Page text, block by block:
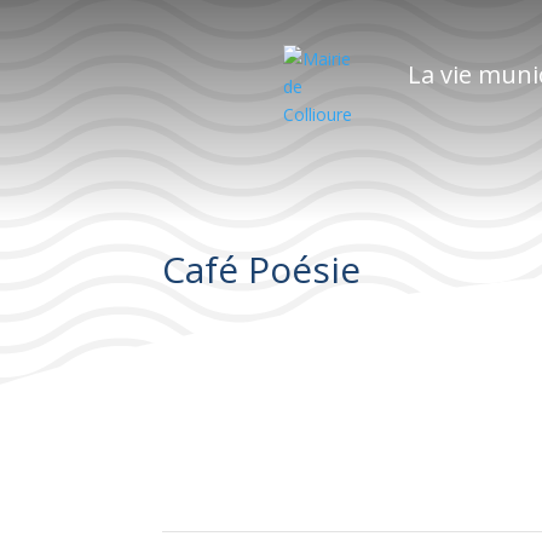
La vie
Café Poésie